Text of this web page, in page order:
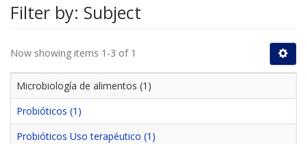
Filter by: Subject
Now showing items 1-3 of 1
Microbiología de alimentos (1)
Probióticos (1)
Probióticos Uso terapéutico (1)